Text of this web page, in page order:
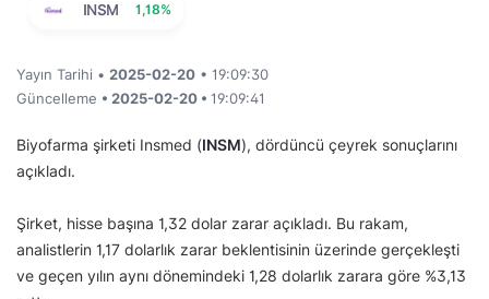
INSM 1,18%
Yayın Tarihi • 2025-02-20 • 19:09:30
Güncelleme • 2025-02-20 • 19:09:41
Biyofarma şirketi Insmed (INSM), dördüncü çeyrek sonuçlarını
açıkladı.
Şirket, hisse başına 1,32 dolar zarar açıkladı. Bu rakam,
analistlerin 1,17 dolarlık zarar beklentisinin üzerinde gerçekleşti
ve geçen yılın aynı dönemindeki 1,28 dolarlık zarara göre %3,13